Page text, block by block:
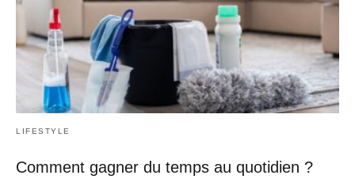
LIFESTYLE
Comment gagner du temps au quotidien ?